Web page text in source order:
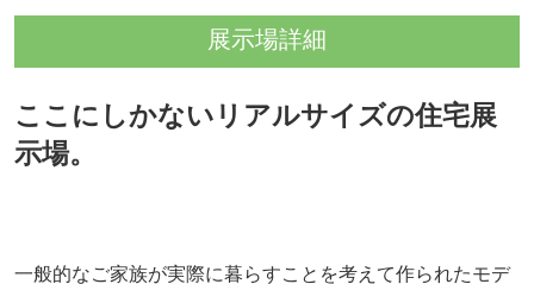
イベント詳細
ここにしかないリアルサイズの住宅展
示場。
一般的なご家族が実際に暮らすことを考えて作られたモデ